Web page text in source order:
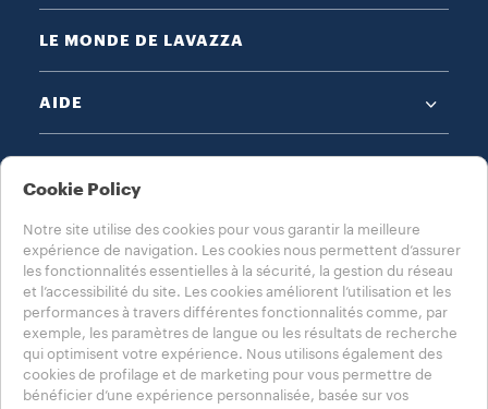
LE MONDE DE LAVAZZA
AIDE
CHOISISSEZ VOTRE PAYS
CANADA - FRANÇAIS
Cookie Policy
Notre site utilise des cookies pour vous garantir la meilleure
expérience de navigation. Les cookies nous permettent d’assurer
les fonctionnalités essentielles à la sécurité, la gestion du réseau
et l’accessibilité du site. Les cookies améliorent l’utilisation et les
performances à travers différentes fonctionnalités comme, par
exemple, les paramètres de langue ou les résultats de recherche
qui optimisent votre expérience. Nous utilisons également des
cookies de profilage et de marketing pour vous permettre de
bénéficier d’une expérience personnalisée, basée sur vos